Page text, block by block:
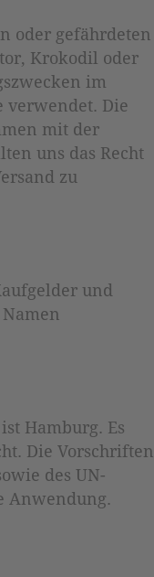
oder gefährdeten
Krokodil oder
im
verwendet. Die
mit der
uns das Recht
zu
und
Hamburg. Es
Die Vorschriften
des UN-
Anwendung.